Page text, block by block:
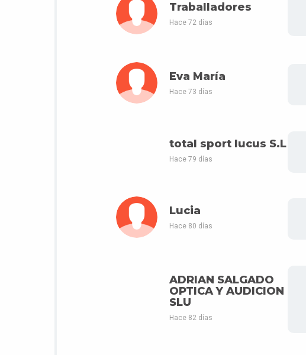
Traballadores
Hace 72 días
Eva María
Hace 73 días
total sport lucus S.L
Hace 79 días
Lucia
Hace 80 días
ADRIAN SALGADO
OPTICA Y AUDICION
SLU
Hace 82 días